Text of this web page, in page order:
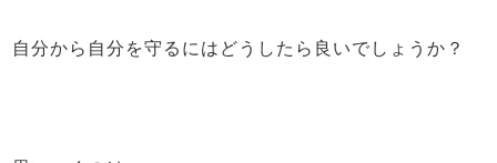
自分から自分を守るにはどうしたら良いでしょうか？